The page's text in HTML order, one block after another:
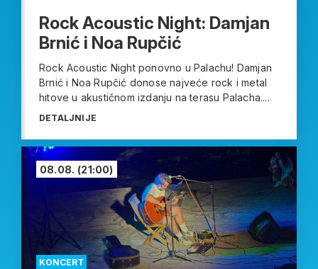
Rock Acoustic Night: Damjan
Brnić i Noa Rupčić
Rock Acoustic Night ponovno u Palachu! Damjan
Brnić i Noa Rupčić donose najveće rock i metal
hitove u akustičnom izdanju na terasu Palacha....
DETALJNIJE
KONCERT
08.08. (21:00)